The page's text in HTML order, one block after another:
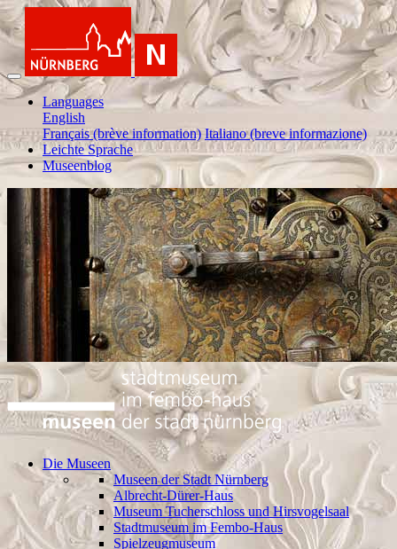
Languages
English
Français (brève information) Italiano (breve informazione)
Leichte Sprache
Museenblog
Die Museen
Museen der Stadt Nürnberg
Albrecht-Dürer-Haus
Museum Tucherschloss und Hirsvogelsaal
Stadtmuseum im Fembo-Haus
Spielzeugmuseum